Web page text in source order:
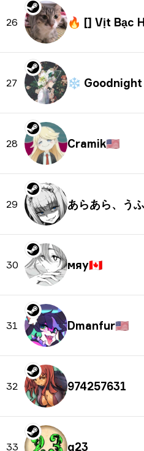
26 🔥 [] Vịt Bạc
27 ❄ Goodnight
28 Cramik🇺🇸
29 あらあら、う
30 мяу🇨🇦
31 Dmanfur🇺🇸
32 974257631
33 q23